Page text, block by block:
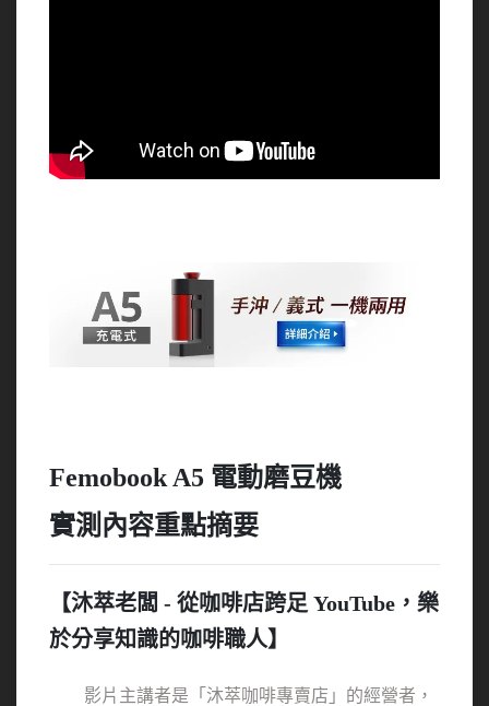
Femobook A5 電動磨豆機
實測內容重點摘要
【沐萃老闆 - 從咖啡店跨足 YouTube，樂
於分享知識的咖啡職人】
影片主講者是「沐萃咖啡專賣店」的經營者，